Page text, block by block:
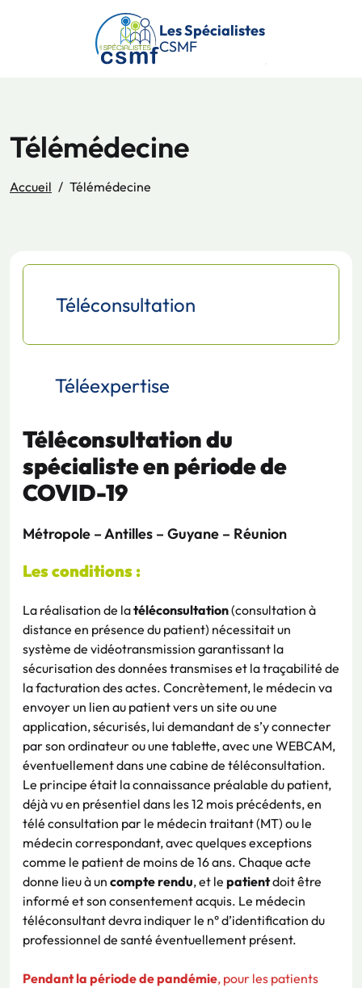
Passer au contenu principal
Les Spécialistes
CSMF
Télémédecine
Accueil Télémédecine
Téléconsultation
Téléexpertise
Téléconsultation du
spécialiste en période de
COVID-19
Métropole – Antilles – Guyane – Réunion
Les conditions :
La réalisation de latéléconsultation(consultation à
distance en présence du patient) nécessitait un
système de vidéotransmission garantissant la
sécurisation des données transmises et la traçabilité de
la facturation des actes. Concrètement, le médecin va
envoyer un lien au patient vers un site ou une
application, sécurisés, lui demandant de s’y connecter
par son ordinateur ou une tablette, avec une WEBCAM,
éventuellement dans une cabine de téléconsultation.
Le principe était la connaissance préalable du patient,
déjà vu en présentiel dans les 12 mois précédents, en
télé consultation par le médecin traitant (MT) ou le
médecin correspondant, avec quelques exceptions
comme le patient de moins de 16 ans. Chaque acte
donne lieu à un compte rendu, et le patientdoit être
informé et son consentement acquis. Le médecin
téléconsultant devra indiquer le n° d’identification du
professionnel de santé éventuellement présent.
Pendant la période de pandémie, pour les patients